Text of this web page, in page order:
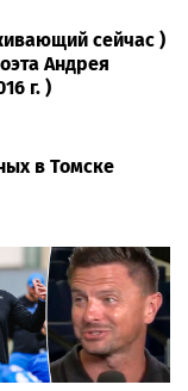
сейчас )
Андрея
г. )
в Томске